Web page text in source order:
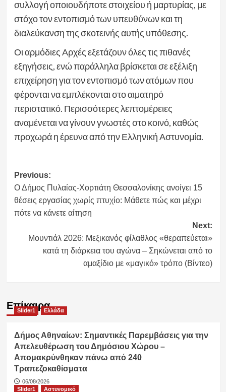
συλλογή οποιουδήποτε στοιχείου ή μαρτυρίας, με
στόχο τον εντοπισμό των υπευθύνων και τη
διαλεύκανση της σκοτεινής αυτής υπόθεσης.
Οι αρμόδιες Αρχές εξετάζουν όλες τις πιθανές
εξηγήσεις, ενώ παράλληλα βρίσκεται σε εξέλιξη
επιχείρηση για τον εντοπισμό των ατόμων που
φέρονται να εμπλέκονται στο αιματηρό
περιστατικό. Περισσότερες λεπτομέρειες
αναμένεται να γίνουν γνωστές στο κοινό, καθώς
προχωρά η έρευνα από την Ελληνική Αστυνομία.
Post
navigation
Previous:
Ο Δήμος Πυλαίας-Χορτιάτη Θεσσαλονίκης ανοίγει 15
θέσεις εργασίας χωρίς πτυχίο: Μάθετε πώς και μέχρι
πότε να κάνετε αίτηση
Next:
Μουντιάλ 2026: Μεξικανός φίλαθλος «θεραπεύεται»
κατά τη διάρκεια του αγώνα – Σηκώνεται από το
αμαξίδιο με «μαγικό» τρόπο (Βίντεο)
Επίκαιρα
Slider1 Ελλάδα
Δήμος Αθηναίων: Σημαντικές Παρεμβάσεις για την
Απελευθέρωση του Δημόσιου Χώρου –
Απομακρύνθηκαν πάνω από 240
Τραπεζοκαθίσματα
06/08/2026
Slider1
Αστυνομικό